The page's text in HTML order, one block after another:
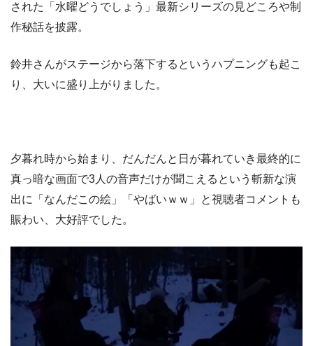
された「水曜どうでしょう」最新シリーズの見どころや制
作秘話を披露。
鈴井さんがステージから落下するというハプニングも起こ
り、大いに盛り上がりました。
夕暮れ時から始まり、だんだんと日が暮れていき最終的に
真っ暗な画面で3人の音声だけが聞こえるという斬新な演
出に「なんだこの絵」「やばいｗｗ」と視聴者コメントも
賑わい、大好評でした。